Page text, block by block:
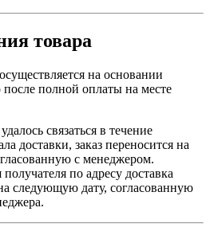
товара
на основании
полной оплаты на месте
связаться в течение
доставки, заказ переносится на
с менеджером.
по адресу доставка
следующую дату, согласованную